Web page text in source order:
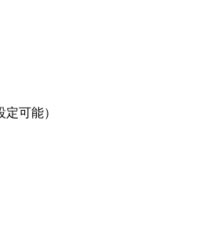
可能）